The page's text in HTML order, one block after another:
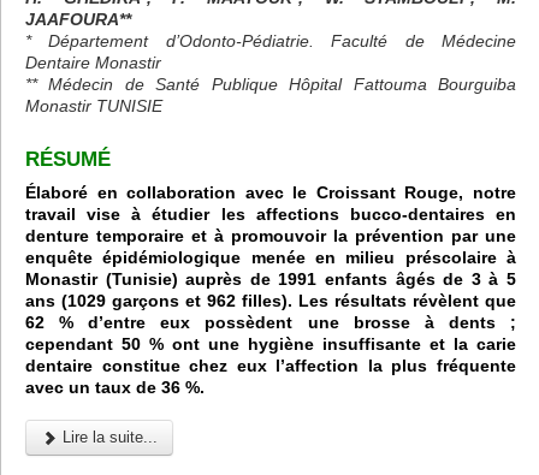
JAAFOURA**
* Département d’Odonto-Pédiatrie. Faculté de Médecine
Dentaire Monastir
** Médecin de Santé Publique Hôpital Fattouma Bourguiba
Monastir TUNISIE
RÉSUMÉ
Élaboré en collaboration avec le Croissant Rouge, notre
travail vise à étudier les affections bucco-dentaires en
denture temporaire et à promouvoir la prévention par une
enquête épidémiologique menée en milieu préscolaire à
Monastir (Tunisie) auprès de 1991 enfants âgés de 3 à 5
ans (1029 garçons et 962 filles). Les résultats révèlent que
62 % d’entre eux possèdent une brosse à dents ;
cependant 50 % ont une hygiène insuffisante et la carie
dentaire constitue chez eux l’affection la plus fréquente
avec un taux de 36 %.
Lire la suite...